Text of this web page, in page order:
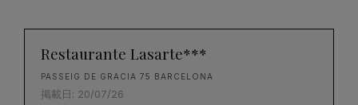
Restaurante Lasarte***
PASSEIG DE GRACIA 75 BARCELONA
掲載日: 20/07/26